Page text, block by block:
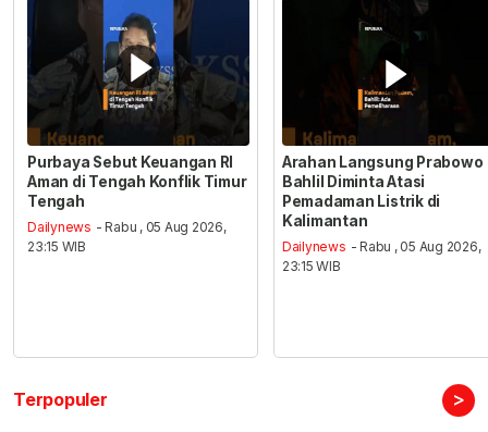
Purbaya Sebut Keuangan RI
Aman di Tengah Konflik Timur
Tengah
Dailynews - Rabu , 05 Aug 2026,
23:15 WIB
Arahan Langsung Prabowo
Bahlil Diminta Atasi
Pemadaman Listrik di
Kalimantan
Dailynews - Rabu , 05 Aug 2026,
23:15 WIB
Terpopuler >